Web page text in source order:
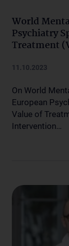
World
Psychiatry
Treatment
11.10.2023
On World
European
Value of
Intervention…